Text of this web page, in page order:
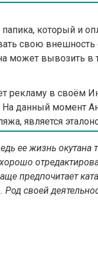
который
свою
может вывозить в
в своём
момент
является
ее жизнь
предпочитает
своей